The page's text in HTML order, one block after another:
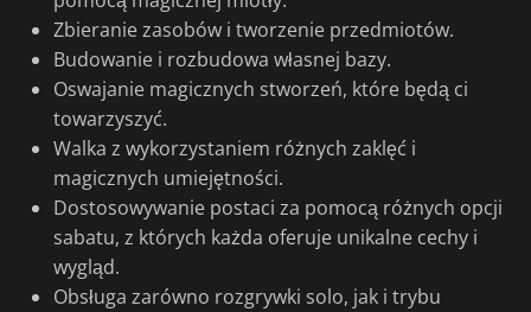
Zbieranie zasobów i tworzenie przedmiotów.
Budowanie i rozbudowa własnej bazy.
Oswajanie magicznych stworzeń, które będą ci
towarzyszyć.
Walka z wykorzystaniem różnych zaklęć i
magicznych umiejętności.
Dostosowywanie postaci za pomocą różnych opcji
sabatu, z których każda oferuje unikalne cechy i
wygląd.
Obsługa zarówno rozgrywki solo, jak i trybu